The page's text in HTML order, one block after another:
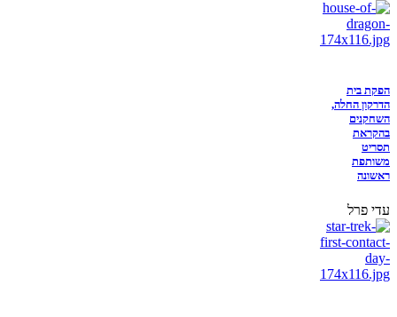
הפקת בית
הדרקון החלה,
השחקנים
בהקראת
תסריט
משותפת
ראשונה
עדי פרל